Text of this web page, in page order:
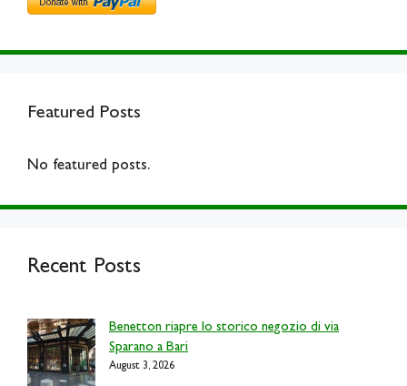
Featured Posts
No featured posts.
Recent Posts
Benetton riapre lo storico negozio di via
Sparano a Bari
August 3, 2026